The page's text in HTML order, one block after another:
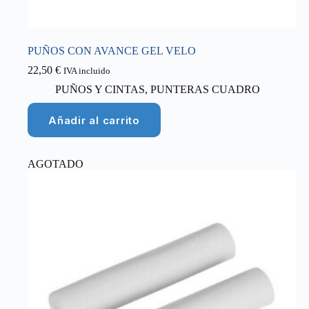
PUÑOS CON AVANCE GEL VELO
22,50 € IVA incluido
PUÑOS Y CINTAS, PUNTERAS CUADRO
Añadir al carrito
AGOTADO